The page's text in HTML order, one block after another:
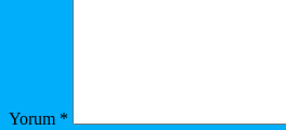
Yorum *